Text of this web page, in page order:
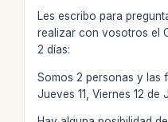
Les escribo para
realizar con vosotros el
2 días:
Somos 2 personas y las
Jueves 11, Viernes 12 de